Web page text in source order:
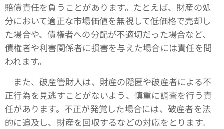
賠償責任を負うことがあります。たとえば、財産の処
分において適正な市場価値を無視して低価格で売却し
た場合や、債権者への分配が不適切だった場合など、
債権者や利害関係者に損害を与えた場合には責任を問
われます。
また、破産管財人は、財産の隠匿や破産者による不
正行為を見逃すことがないよう、慎重に調査を行う責
任があります。不正が発覚した場合には、破産者を法
的に追及し、財産を回収するなどの対応をとります。